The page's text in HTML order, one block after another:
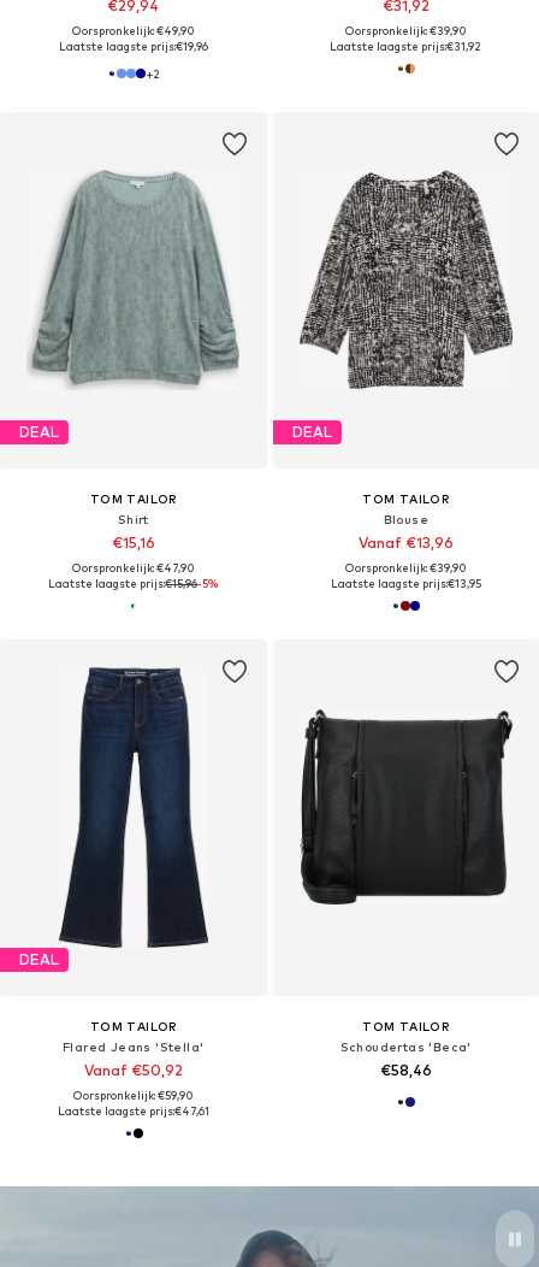
€29,94
Oorspronkelijk: €49,90
Laatste laagste prijs:€19,96
+2
€31,92
Oorspronkelijk: €39,90
Laatste laagste prijs:€31,92
DEAL
TOM TAILOR
Shirt
€15,16
Oorspronkelijk: €47,90
Laatste laagste prijs:€15,96-5%
DEAL
TOM TAILOR
Blouse
Vanaf €13,96
Oorspronkelijk: €39,90
Laatste laagste prijs:€13,95
DEAL
TOM TAILOR
Flared Jeans 'Stella'
Vanaf €50,92
Oorspronkelijk: €59,90
Laatste laagste prijs:€47,61
TOM TAILOR
Schoudertas 'Beca'
€58,46